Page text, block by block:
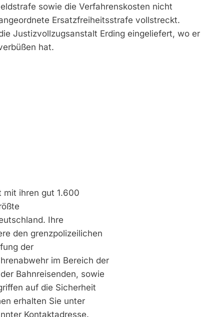
sowie die Verfahrenskosten nicht
Ersatzfreiheitsstrafe vollstreckt.
Justizvollzugsanstalt Erding eingeliefert, wo er
hat.
mit ihren gut 1.600
Ihre
den grenzpolizeilichen
der
im Bereich der
Bahnreisenden, sowie
auf die Sicherheit
erhalten Sie unter
Kontaktadresse.